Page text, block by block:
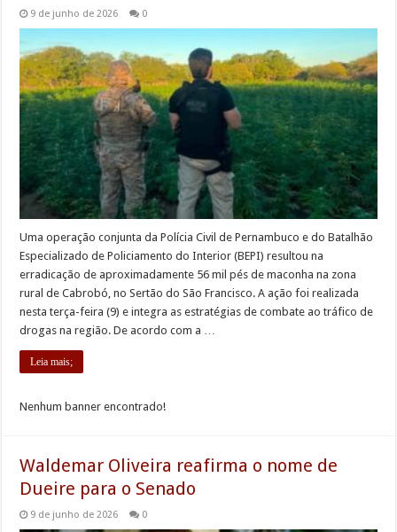
9 de junho de 2026 0
Uma operação conjunta da Polícia Civil de Pernambuco e do Batalhão
Especializado de Policiamento do Interior (BEPI) resultou na
erradicação de aproximadamente 56 mil pés de maconha na zona
rural de Cabrobó, no Sertão do São Francisco. A ação foi realizada
nesta terça-feira (9) e integra as estratégias de combate ao tráfico de
drogas na região. De acordo com a …
Leia mais;
Nenhum banner encontrado!
Waldemar Oliveira reafirma o nome de
Dueire para o Senado
9 de junho de 2026 0